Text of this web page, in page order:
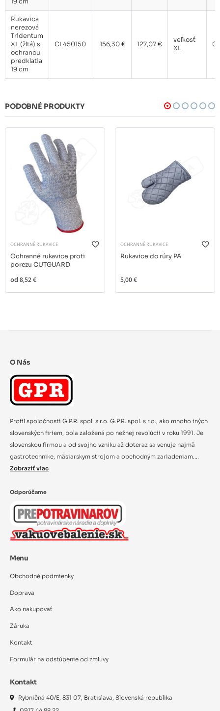
19 cm
Rukavica
nerezová
Tridentum
XL (žltá) s
ochranou
predklatia
19 cm
CL450150 156,30 € 127,07 €
veľkosť
XL
PODOBNÉ PRODUKTY
OCHRANNÉ RUKAVICE
Ochranné rukavice proti
porezu CUTGUARD
od 8,52 €
OCHRANNÉ RUKAVICE
Rukavice do rúry PA
5,00 €
O Nás
Profil spoločnosti G.P.R. spol. s r.o. G.P.R. spol. s r.o., ako mnoho iných
slovenských firiem, bola založená po nežnej revolúcii v roku 1991. Je
slovenskou firmou a od svojho vzniku až doteraz sa venuje najmä
gastrotechnike, mäsiarskym strojom a obchodným zariadeniam....
Zobraziť viac
Odporúčame
Menu
Obchodné podmienky
Doprava
Ako nakupovať
Záruka
Kontakt
Formulár na odstúpenie od zmluvy
Kontakt
Rybničná 40/E, 831 07, Bratislava, Slovenská republika